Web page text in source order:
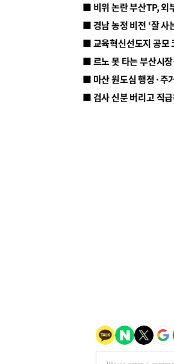
■ 비위 논란 부산TP, 외
■ 르노 못 타는 부산시
■ 마산 원도심 행정·주